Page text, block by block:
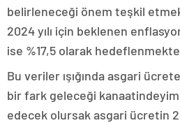
belirleneceği önem teşkil
2024 yılı için beklenen
ise %17,5 olarak
Bu veriler ışığında asgari
bir fark geleceği
edecek olursak asgari ücretin